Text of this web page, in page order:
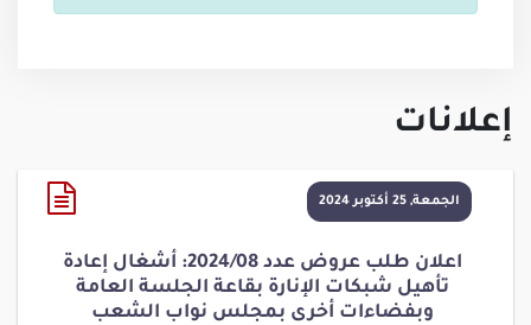
إعلانات
الجمعة, 25 أكتوبر 2024
اعلان طلب عروض عدد 2024/08: أشغال إعادة
تأهيل شبكات الإنارة بقاعة الجلسة العامة
وبفضاءات أخرى بمجلس نواب الشعب